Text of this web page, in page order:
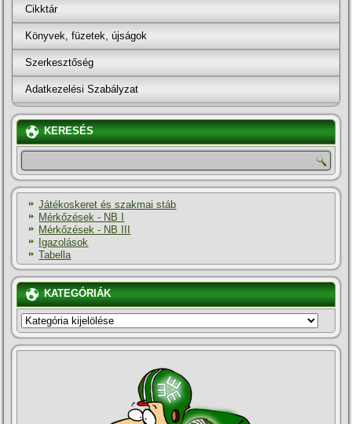
Cikktár
Könyvek, füzetek, újságok
Szerkesztőség
Adatkezelési Szabályzat
KERESÉS
Játékoskeret és szakmai stáb
Mérkőzések - NB I
Mérkőzések - NB III
Igazolások
Tabella
KATEGÓRIÁK
KATEGÓRIÁK